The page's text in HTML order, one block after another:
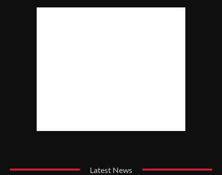
Latest News